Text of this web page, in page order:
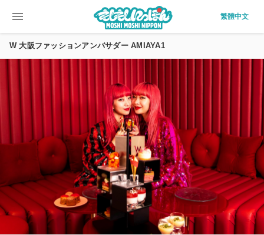
menu 繁體中文
W 大阪ファッションアンバサダー AMIAYA1